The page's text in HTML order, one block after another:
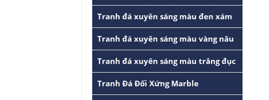
Tranh đá xuyên sáng màu đen xám
Tranh đá xuyên sáng màu vàng nâu
Tranh đá xuyên sáng màu trắng đục
Tranh Đá Đối Xứng Marble